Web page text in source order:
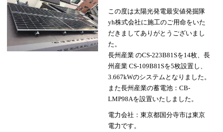
この度は太陽光発電最安値発掘隊
yh株式会社に施工のご用命をいた
だきましてありがとうございまし
た。
長州産業 のCS-223B81Sを14枚、長
州産業 CS-109B81Sを5枚設置し、
3.667kWのシステムとなりました。
また長州産業の蓄電池：CB-
LMP98Aを設置いたしました。
電力会社：東京都国分寺市は東京
電力です。